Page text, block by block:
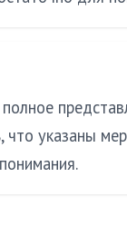
указаны